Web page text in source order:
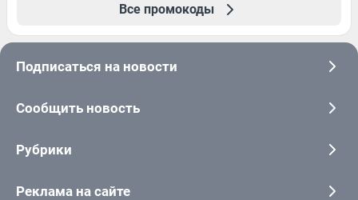
Все промокоды
Подписаться на новости
Сообщить новость
Рубрики
Реклама на сайте